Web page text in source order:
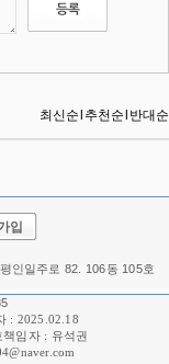
입
인일주로 82. 106동 105호
: 2025.02.18
임자 : 유석권